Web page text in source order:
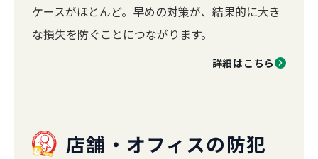
ケースがほとんど。早めの対策が、結果的に大き
な損失を防ぐことにつながります。
詳細はこちら
店舗・オフィスの防犯